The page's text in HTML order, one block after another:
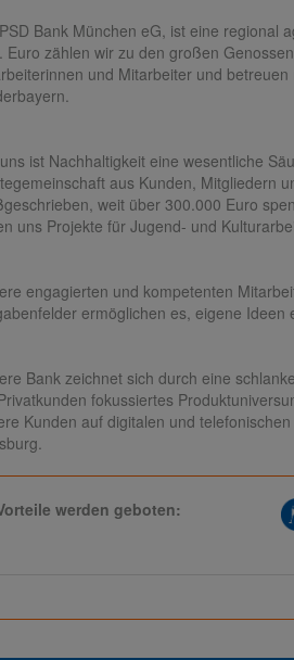
Bank München eG, ist eine regional
Euro zählen wir zu den großen
und Mitarbeiter und
ist Nachhaltigkeit eine wesentliche
aus Kunden, Mitgliedern
weit über 300.000 Euro
uns Projekte für Jugend- und
engagierten und kompetenten
ermöglichen es, eigene
Bank zeichnet sich durch eine
fokussiertes
Kunden auf digitalen und
werden geboten: